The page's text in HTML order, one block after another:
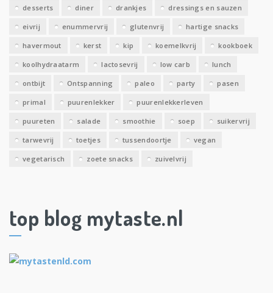
desserts diner drankjes dressings en sauzen
eivrij enummervrij glutenvrij hartige snacks
havermout kerst kip koemelkvrij kookboek
koolhydraatarm lactosevrij low carb lunch
ontbijt Ontspanning paleo party pasen
primal puurenlekker puurenlekkerleven
puureten salade smoothie soep suikervrij
tarwevrij toetjes tussendoortje vegan
vegetarisch zoete snacks zuivelvrij
top blog mytaste.nl